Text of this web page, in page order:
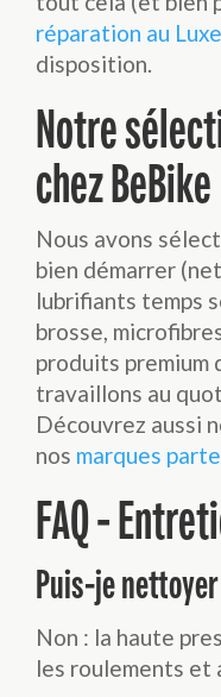
réparation au
disposition.
Notre
chez BeBike
Nous avons
bien démarrer
lubrifiants temps
brosse,
produits premium
travaillons au
Découvrez aussi
nos marques
FAQ -
Puis-je
Non : la haute
les roulements et